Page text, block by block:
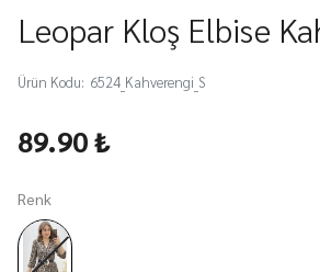
Leopar Kloş Elbise
Ürün Kodu: 6524_Kahverengi_S
89.90 ₺
Renk